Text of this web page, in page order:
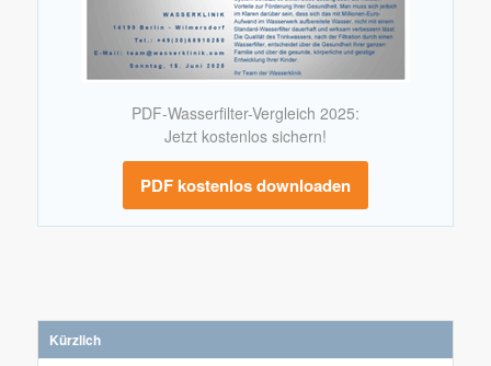
PDF-Wasserfilter-Vergleich 2025:
Jetzt kostenlos sichern!
PDF kostenlos downloaden
Kürzlich